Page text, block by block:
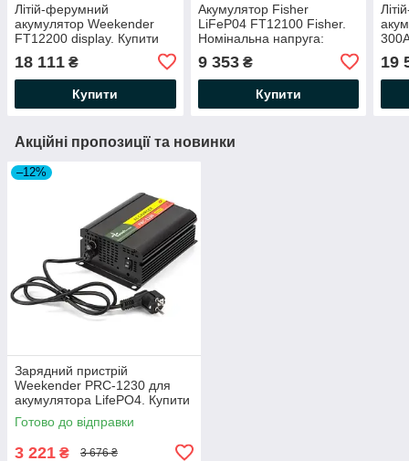
Літій-ферумний
акумулятор Weekender
FT12200 display. Купити
акумулятор для газового
котла, безперебійника
18 111 ₴
Купити
Акумулятор Fisher
LiFeP04 FT12100 Fisher.
Номінальна напруга:
ємність: 100Ah
9 353₴
Купити
19
Акційні пропозиції та новинки
–12%
Зарядний пристрій
Weekender PRC-1230 для
акумулятора LifePO4. Купити
зарядку для літій-залізо
фосфатного акумулятора
Готово до відправки
3 221 ₴ 3 676 ₴